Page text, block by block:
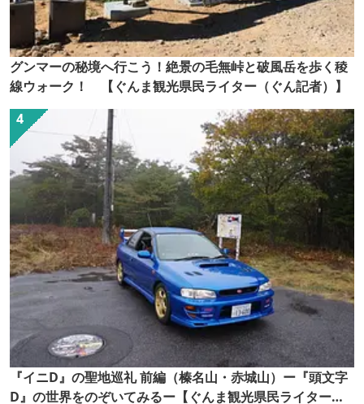
グンマーの秘境へ行こう！絶景の毛無峠と破風岳を歩く稜
線ウォーク！ 【ぐんま観光県民ライター（ぐん記者）】
『イニD』の聖地巡礼 前編（榛名山・赤城山）ー『頭文字
D』の世界をのぞいてみるー【ぐんま観光県民ライター